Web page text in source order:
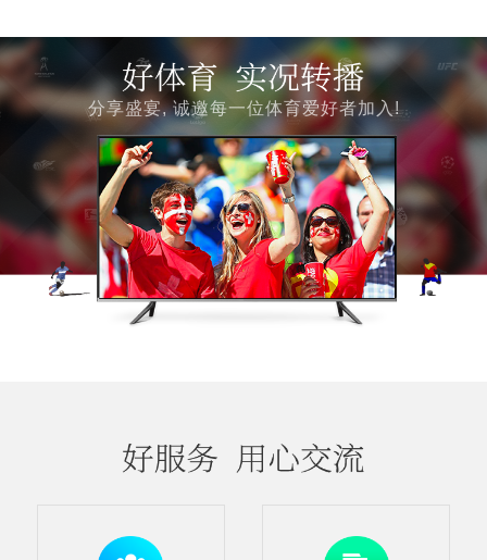
分享盛宴, 诚邀每一位体育爱好者加入!